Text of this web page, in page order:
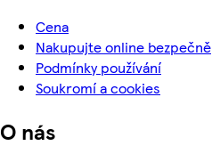
Cena
Nakupujte online bezpečně
Podmínky používání
Soukromí a cookies
O nás